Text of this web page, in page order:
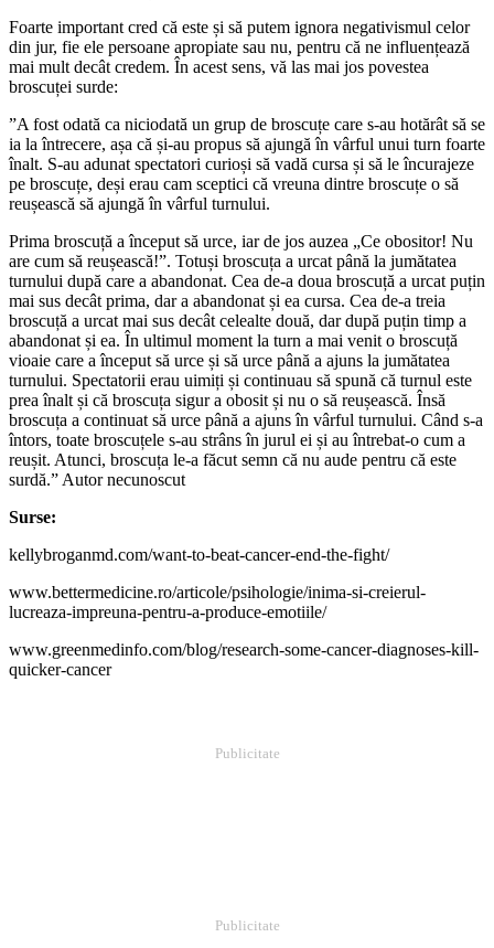
Foarte important cred că este și să putem ignora negativismul celor
din jur, fie ele persoane apropiate sau nu, pentru că ne influențează
mai mult decât credem. În acest sens, vă las mai jos povestea
broscuței surde:
”A fost odată ca niciodată un grup de broscuțe care s-au hotărât să se
ia la întrecere, așa că și-au propus să ajungă în vârful unui turn foarte
înalt. S-au adunat spectatori curioși să vadă cursa și să le încurajeze
pe broscuțe, deși erau cam sceptici că vreuna dintre broscuțe o să
reușească să ajungă în vârful turnului.
Prima broscuță a început să urce, iar de jos auzea „Ce obositor! Nu
are cum să reușească!”. Totuși broscuța a urcat până la jumătatea
turnului după care a abandonat. Cea de-a doua broscuță a urcat puțin
mai sus decât prima, dar a abandonat și ea cursa. Cea de-a treia
broscuță a urcat mai sus decât celealte două, dar după puțin timp a
abandonat și ea. În ultimul moment la turn a mai venit o broscuță
vioaie care a început să urce și să urce până a ajuns la jumătatea
turnului. Spectatorii erau uimiți și continuau să spună că turnul este
prea înalt și că broscuța sigur a obosit și nu o să reușească. Însă
broscuța a continuat să urce până a ajuns în vârful turnului. Când s-a
întors, toate broscuțele s-au strâns în jurul ei și au întrebat-o cum a
reușit. Atunci, broscuța le-a făcut semn că nu aude pentru că este
surdă.” Autor necunoscut
Surse:
kellybroganmd.com/want-to-beat-cancer-end-the-fight/
www.bettermedicine.ro/articole/psihologie/inima-si-creierul-
lucreaza-impreuna-pentru-a-produce-emotiile/
www.greenmedinfo.com/blog/research-some-cancer-diagnoses-kill-
quicker-cancer
Publicitate
Publicitate